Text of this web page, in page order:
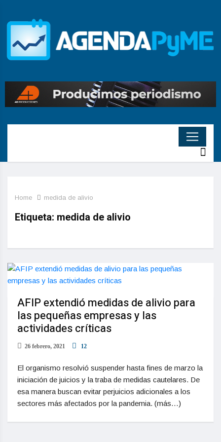
Home medida de alivio
Etiqueta: medida de alivio
AFIP extendió medidas de alivio para
las pequeñas empresas y las
actividades críticas
26 febrero, 2021 12
El organismo resolvió suspender hasta fines de marzo la
iniciación de juicios y la traba de medidas cautelares. De
esa manera buscan evitar perjuicios adicionales a los
sectores más afectados por la pandemia. (más…)